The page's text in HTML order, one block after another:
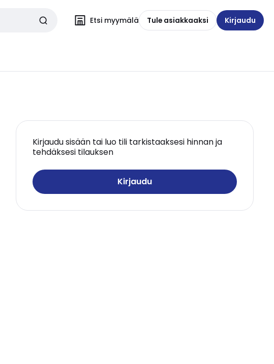
Etsi myymälä Tule asiakkaaksi Kirjaudu
Kirjaudu sisään tai luo tili tarkistaaksesi hinnan ja
tehdäksesi tilauksen
Kirjaudu